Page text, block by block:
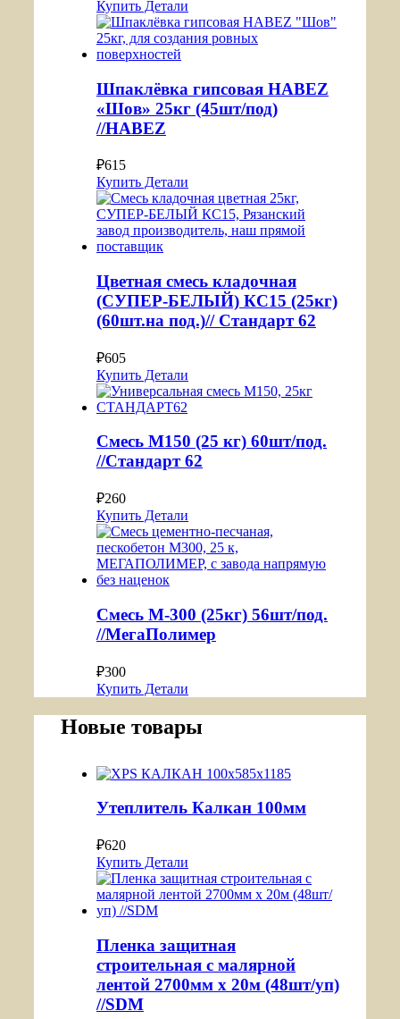
Купить Детали
Шпаклёвка гипсовая HABEZ
«Шов» 25кг (45шт/под)
//HABEZ
₽615
Купить Детали
Цветная смесь кладочная
(СУПЕР-БЕЛЫЙ) КС15 (25кг)
(60шт.на под.)// Стандарт 62
₽605
Купить Детали
Смесь М150 (25 кг) 60шт/под.
//Стандарт 62
₽260
Купить Детали
Смесь М-300 (25кг) 56шт/под.
//МегаПолимер
₽300
Купить Детали
Новые товары
Утеплитель Калкан 100мм
₽620
Купить Детали
Пленка защитная
строительная с малярной
лентой 2700мм х 20м (48шт/уп)
//SDM